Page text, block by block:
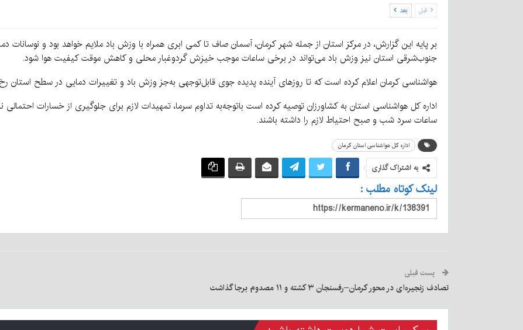
قبل بعد
بر پایه این گزارش، در مرکز استان از جمله شهر کرمان، آسمان صاف تا کمی ابری همراه با وزش باد ملایم خواهد بود و نوسانات
جنوب‌شرقی استان نیز وزش باد می‌تواند در برخی ساعات موجب خیزش گردوغبار محلی و کاهش موقت کیفیت هوا شود.
هواشناسی کرمان اعلام کرده است که تا روزهای آینده پدیده جوی قابل‌توجهی به‌جز وزش باد و تغییرات دمایی در سطح استان
اداره کل هواشناسی استان به کشاورزان توصیه کرده است باتوجه‌به تداوم سرما، تمهیدات لازم برای جلوگیری از خسارات احتمالی
ساعات سرد شب و صبح احتیاط لازم را داشته باشند.
اداره کل هواشناسی استان کرمان
به اشتراک گذاری
لینک کوتاه مطلب :
پست قبلی
تصادف زنجیره‌ای در محور کرمان–رفسنجان ۳ کشته و ۱۱ مصدوم برجا گذاشت